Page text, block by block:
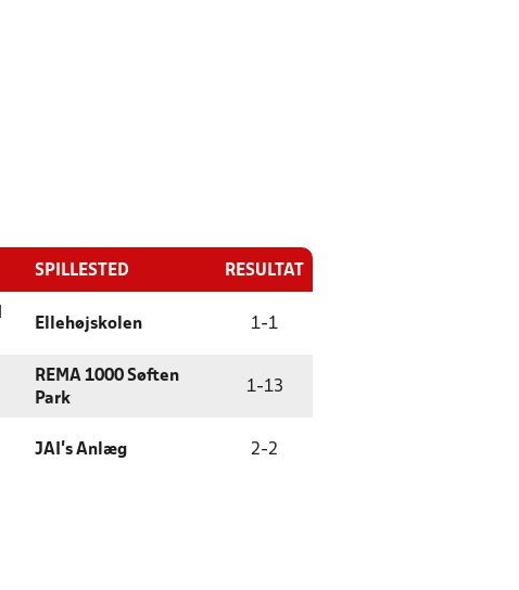
SPILLESTED RESULTAT
Ellehøjskolen 1-1
REMA 1000 Søften
Park
1-13
JAI's Anlæg 2-2